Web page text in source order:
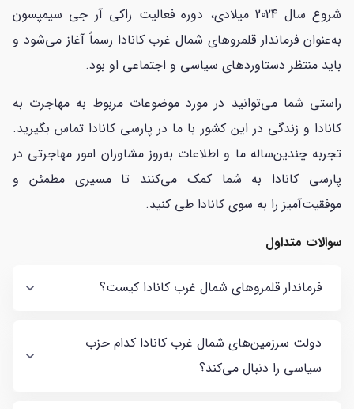
شروع سال 2024 میلادی، دوره فعالیت راکی آر جی سیمپسون
به‌عنوان فرماندار قلمروهای شمال غرب کانادا رسماً آغاز می‌شود و
باید منتظر دستاوردهای سیاسی و اجتماعی او بود.
راستی شما می‌توانید در مورد موضوعات مربوط به مهاجرت به
کانادا و زندگی در این کشور با ما در پارسی کانادا تماس بگیرید.
تجربه چندین‌ساله ما و اطلاعات به‌روز مشاوران امور مهاجرتی در
پارسی کانادا به شما کمک می‌کنند تا مسیری مطمئن و
موفقیت‌آمیز را به سوی کانادا طی کنید.
سوالات متداول
فرماندار قلمروهای شمال غرب کانادا کیست؟
دولت سرزمین‌های شمال غرب کانادا کدام حزب
سیاسی را دنبال می‌کند؟